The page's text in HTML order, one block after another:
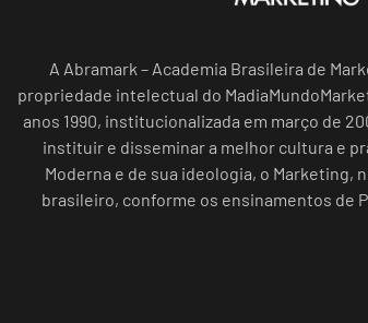
A Abramark – Academia Brasileira de
propriedade intelectual do
anos 1990, institucionalizada em março de
instituir e disseminar a melhor cultura e
Moderna e de sua ideologia, o Marketing,
brasileiro, conforme os ensinamentos de